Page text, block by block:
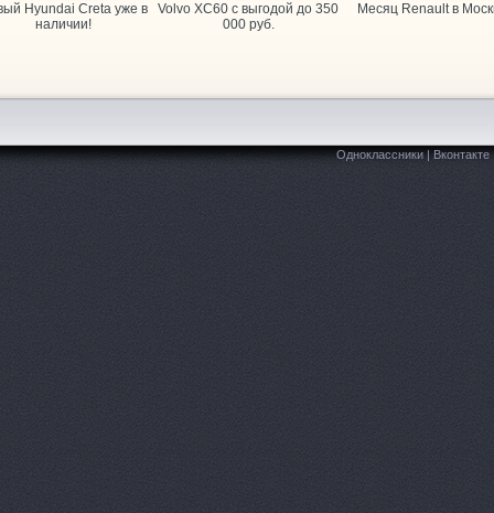
автотехцентр Промышленная 5-я, 7
AVTO, магазин автозапчастей для китайских
Hyundai Creta уже в
наличии!
Volvo XC60 c выгодой до 350
000 руб.
Месяц Renault в
Одноклассники|Вконтакте